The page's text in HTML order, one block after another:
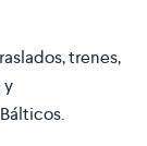
trenes,
y